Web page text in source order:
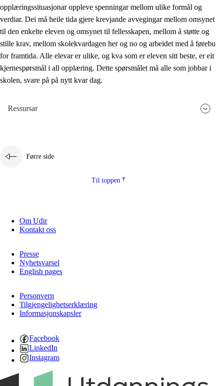
opplæringssituasjonar oppleve spenningar mellom ulike formål og
verdiar. Dei må heile tida gjere krevjande avvegingar mellom omsynet
til den enkelte eleven og omsynet til fellesskapen, mellom å støtte og
stille krav, mellom skolekvardagen her og no og arbeidet med å førebu
for framtida. Alle elevar er ulike, og kva som er eleven sitt beste, er eit
kjernespørsmål i all opplæring. Dette spørsmålet må alle som jobbar i
skolen, svare på på nytt kvar dag.
Ressursar
Førre side
Til toppen
Om Udir
Kontakt oss
Presse
Nyhetsvarsel
English pages
Personvern
Tilgjengelighetserklæring
Informasjonskapsler
Facebook
LinkedIn
Instagram